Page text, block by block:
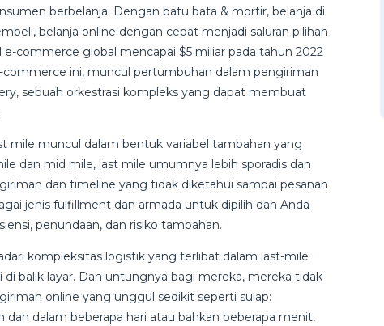
berbelanja. Dengan batu bata & mortir, belanja di
belanja online dengan cepat menjadi saluran pilihan
commerce global mencapai $5 miliar pada tahun 2022
ini, muncul pertumbuhan dalam pengiriman
sebuah orkestrasi kompleks yang dapat membuat
mile muncul dalam bentuk variabel tambahan yang
dan mid mile, last mile umumnya lebih sporadis dan
dan timeline yang tidak diketahui sampai pesanan
jenis fulfillment dan armada untuk dipilih dan Anda
penundaan, dan risiko tambahan.
kompleksitas logistik yang terlibat dalam last-mile
balik layar. Dan untungnya bagi mereka, mereka tidak
online yang unggul sedikit seperti sulap:
dalam beberapa hari atau bahkan beberapa menit,